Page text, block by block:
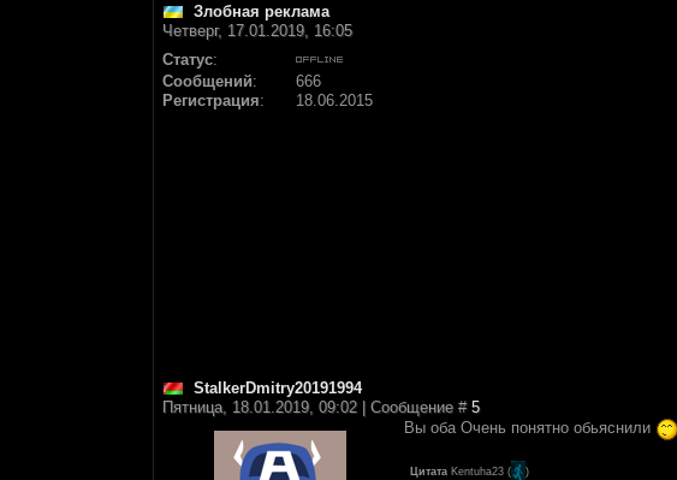
Злобная реклама
Четверг, 17.01.2019, 16:05
Статус:
Сообщений:
666
Регистрация: 18.06.2015
StalkerDmitry20191994
Пятница, 18.01.2019, 09:02 | Сообщение # 5
Вы оба Очень понятно обьяснили
Цитата Kentuha23 ( )